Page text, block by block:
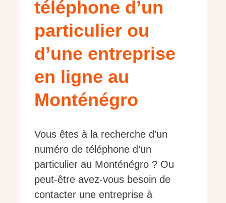
téléphone d’un
particulier ou
d’une entreprise
en ligne au
Monténégro
Vous êtes à la recherche d’un
numéro de téléphone d’un
particulier au Monténégro ? Ou
peut-être avez-vous besoin de
contacter une entreprise à